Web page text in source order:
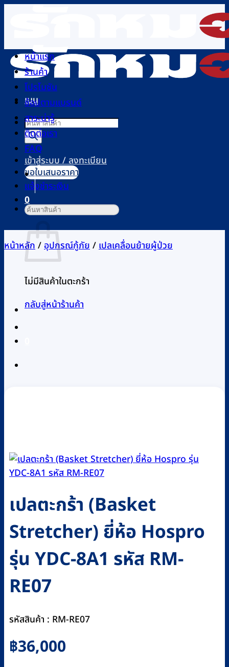
เนื้อหา
เมนู
Products
search
เข้าสู่ระบบ / ลงทะเบียน
0
ตะกร้าสินค้า
ไม่มีสินค้าในตะกร้า
กลับสู่หน้าร้านค้า
หน้าแรก
ร้านค้า
โปรโมชัน
ช้อปตามแบรนด์
สาระน่ารู้
ติดต่อเรา
FAQ
ขอใบเสนอราคา
แจ้งชำระเงิน
ค้นหา:
หน้าหลัก/อุปกรณ์กู้ภัย/เปลเคลื่อนย้ายผู้ป่วย
เปลตะกร้า (Basket
Stretcher) ยี่ห้อ Hospro
รุ่น YDC-8A1 รหัส RM-
RE07
รหัสสินค้า : RM-RE07
฿36,000